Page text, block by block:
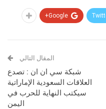
Google+
المقال التالي
شبكة سي ان ان : تصدع
العلاقات السعودية الإماراتية
سيكتب النهاية للحرب في
اليمن